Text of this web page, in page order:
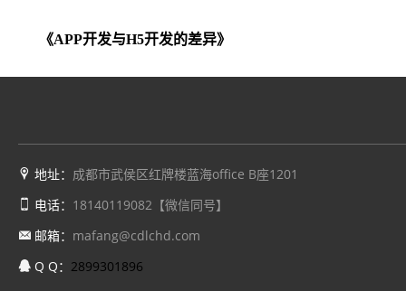
《APP开发与H5开发的差异》
地址： 成都市武侯区红牌楼蓝海office B座1201
电话： 18140119082【微信同号】
邮箱： mafang@cdlchd.com
Q Q： 2899301896